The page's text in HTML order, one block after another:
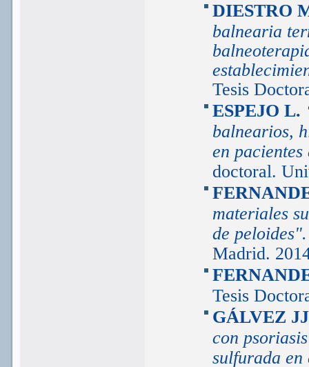
DIESTRO
balnearia
Tesis
ESPEJO L.
balnearios,
en
doctoral.
materiales
de peloides".
Madrid.
Tesis
GÁLVEZ
con
sulfurada